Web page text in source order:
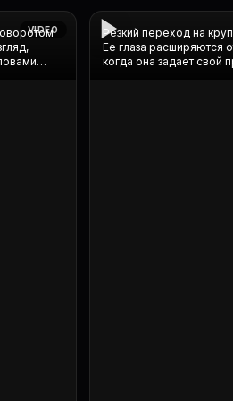
VIDEO
Резкий переход на
Ее глаза расширяются
когда она задает свой